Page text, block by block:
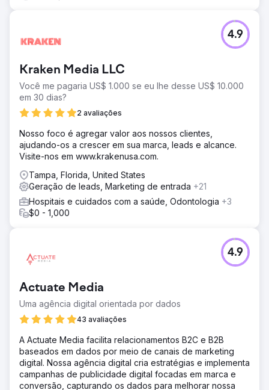
Kraken Media LLC
Você me pagaria US$ 1.000 se eu lhe desse US$ 10.000
em 30 dias?
2 avaliações
4.9
Nosso foco é agregar valor aos nossos clientes,
ajudando-os a crescer em sua marca, leads e alcance.
Visite-nos em www.krakenusa.com.
Tampa, Florida, United States
Geração de leads, Marketing de entrada +21
Hospitais e cuidados com a saúde, Odontologia +3
$0 - 1,000
Actuate Media
Uma agência digital orientada por dados
43 avaliações
4.9
A Actuate Media facilita relacionamentos B2C e B2B
baseados em dados por meio de canais de marketing
digital. Nossa agência digital cria estratégias e implementa
campanhas de publicidade digital focadas em marca e
conversão, capturando os dados para melhorar nossa